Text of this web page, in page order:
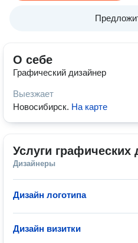
О себе
Графический дизайнер
Выезжает
Новосибирск. На карте
Услуги графических
Дизайнеры
Дизайн логотипа
Дизайн визитки